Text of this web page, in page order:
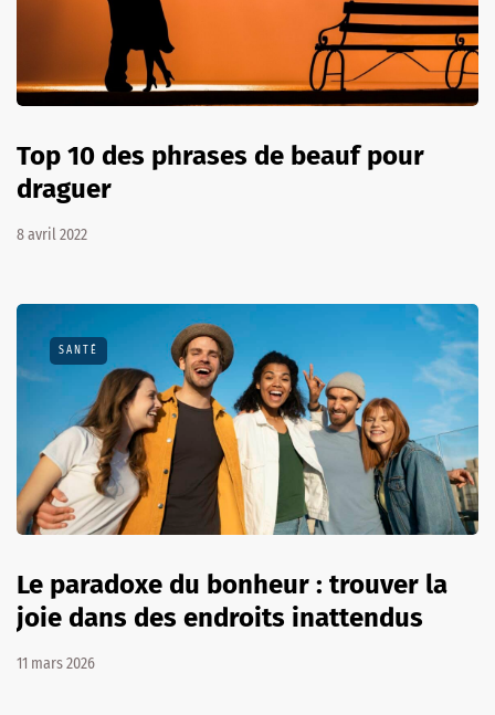
Top 10 des phrases de beauf pour
draguer
8 avril 2022
SANTÉ
Le paradoxe du bonheur : trouver la
joie dans des endroits inattendus
11 mars 2026